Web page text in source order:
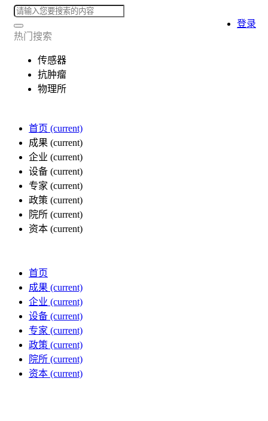
热门搜索
传感器
抗肿瘤
物理所
首页 (current)
成果 (current)
企业 (current)
设备 (current)
专家 (current)
政策 (current)
院所 (current)
资本 (current)
登录
首页
成果 (current)
企业 (current)
设备 (current)
专家 (current)
政策 (current)
院所 (current)
资本 (current)